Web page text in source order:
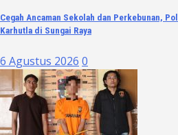
Cegah Ancaman Sekolah dan Perkebunan,
Karhutla di Sungai Raya
6 Agustus 2026 0